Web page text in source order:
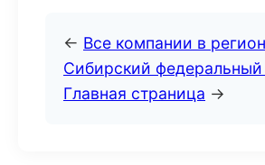
← Все компании в
Сибирский федеральный
Главная страница →